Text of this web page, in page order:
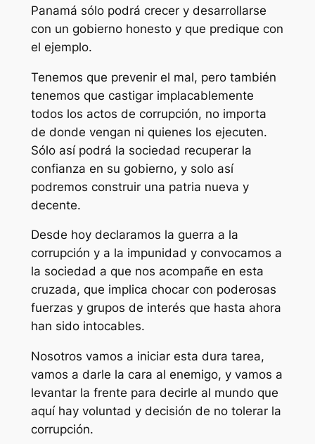
Panamá sólo podrá crecer y desarrollarse
con un gobierno honesto y que predique con
el ejemplo.
Tenemos que prevenir el mal, pero también
tenemos que castigar implacablemente
todos los actos de corrupción, no importa
de donde vengan ni quienes los ejecuten.
Sólo así podrá la sociedad recuperar la
confianza en su gobierno, y solo así
podremos construir una patria nueva y
decente.
Desde hoy declaramos la guerra a la
corrupción y a la impunidad y convocamos a
la sociedad a que nos acompañe en esta
cruzada, que implica chocar con poderosas
fuerzas y grupos de interés que hasta ahora
han sido intocables.
Nosotros vamos a iniciar esta dura tarea,
vamos a darle la cara al enemigo, y vamos a
levantar la frente para decirle al mundo que
aquí hay voluntad y decisión de no tolerar la
corrupción.